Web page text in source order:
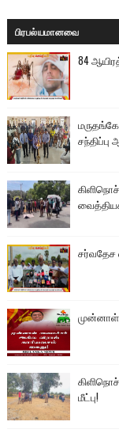
பிரபல்யமானவை
84
சந்திப்பு
முன்னாள்
மீட்பு!